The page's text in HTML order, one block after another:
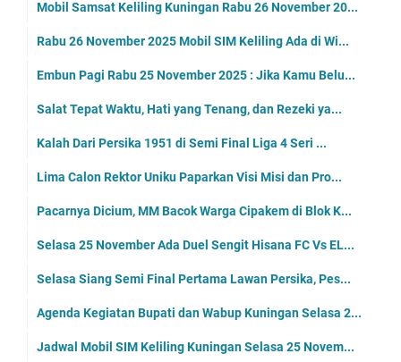
Mobil Samsat Keliling Kuningan Rabu 26 November 20...
Rabu 26 November 2025 Mobil SIM Keliling Ada di Wi...
Embun Pagi Rabu 25 November 2025 : Jika Kamu Belu...
Salat Tepat Waktu, Hati yang Tenang, dan Rezeki ya...
Kalah Dari Persika 1951 di Semi Final Liga 4 Seri ...
Lima Calon Rektor Uniku Paparkan Visi Misi dan Pro...
Pacarnya Dicium, MM Bacok Warga Cipakem di Blok K...
Selasa 25 November Ada Duel Sengit Hisana FC Vs EL...
Selasa Siang Semi Final Pertama Lawan Persika, Pes...
Agenda Kegiatan Bupati dan Wabup Kuningan Selasa 2...
Jadwal Mobil SIM Keliling Kuningan Selasa 25 Novem...